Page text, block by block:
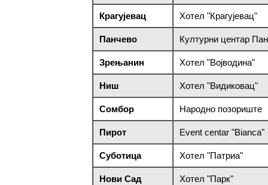
Крагујевац Хотел "Крагујевац"
Панчево Културни центар
Зрењанин Хотел "Војводина"
Ниш Хотел "Видиковац"
Сомбор Народно позориште
Пирот Event centar "Bianca"
Суботица Хотел "Патриа"
Нови Сад Хотел "Парк"